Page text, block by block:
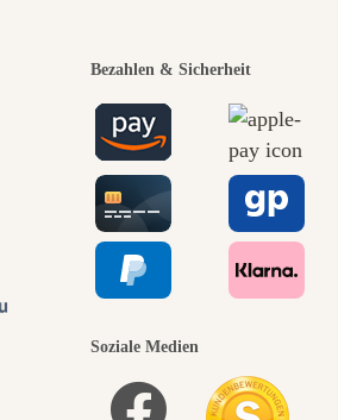
Bezahlen & Sicherheit
Soziale Medien